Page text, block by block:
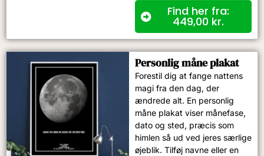
Find her fra:
449,00 kr.
Personlig måne plakat
Forestil dig at fange nattens
magi fra den dag, der
ændrede alt. En personlig
måne plakat viser månefase,
dato og sted, præcis som
himlen så ud ved jeres særlige
øjeblik. Tilføj navne eller en